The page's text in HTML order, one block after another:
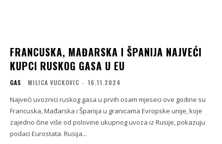
FRANCUSKA, MAĐARSKA I ŠPANIJA NAJVEĆI
KUPCI RUSKOG GASA U EU
GAS MILICA VUCKOVIC - 16.11.2024
Najveći uvoznici ruskog gasa u prvih osam mjeseci ove godine su
Francuska, Mađarska i Španija u granicama Evropske unije, koje
zajedno čine više od polovine ukupnog uvoza iz Rusije, pokazuju
podaci Eurostata. Rusija...